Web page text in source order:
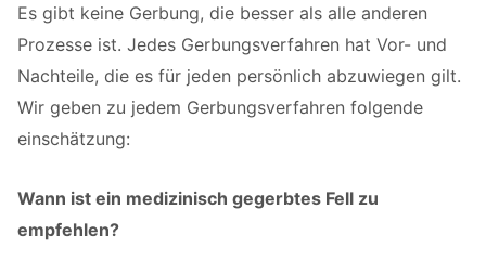
Es gibt keine Gerbung, die besser als alle anderen
Prozesse ist. Jedes Gerbungsverfahren hat Vor- und
Nachteile, die es für jeden persönlich abzuwiegen gilt.
Wir geben zu jedem Gerbungsverfahren folgende
einschätzung:
Wann ist ein medizinisch gegerbtes Fell zu
empfehlen?